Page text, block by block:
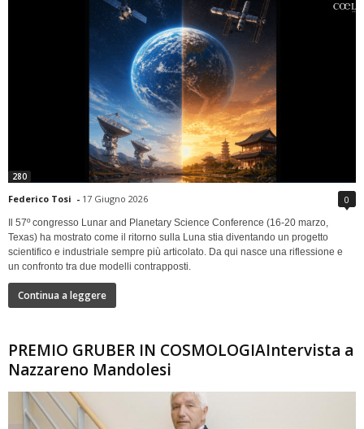
280
Federico Tosi - 17 Giugno 2026 0
Il 57º congresso Lunar and Planetary Science Conference (16-20 marzo,
Texas) ha mostrato come il ritorno sulla Luna stia diventando un progetto
scientifico e industriale sempre più articolato. Da qui nasce una riflessione e
un confronto tra due modelli contrapposti.
Continua a leggere
PREMIO GRUBER IN COSMOLOGIAIntervista a
Nazzareno Mandolesi